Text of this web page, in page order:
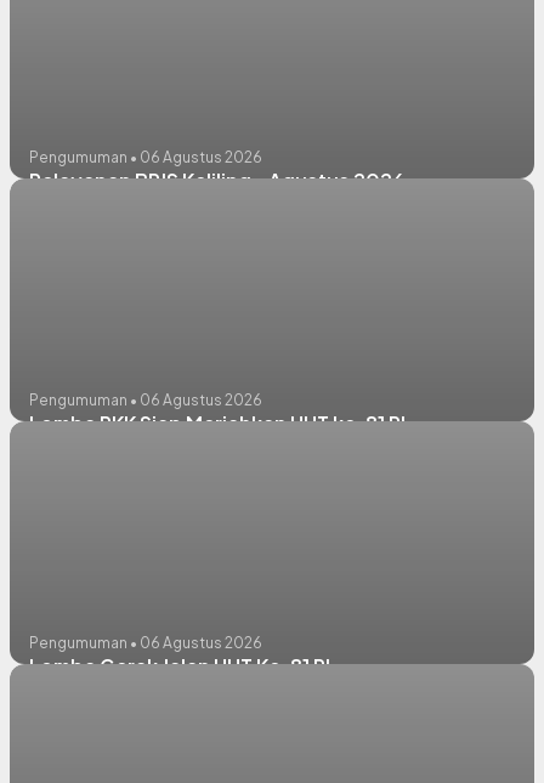
Pengumuman • 06 Agustus 2026
Pelayanan BPJS Keliling - Agustus 2026
Pengumuman • 06 Agustus 2026
Lomba PKK Siap Meriahkan HUT ke-81 RI
Pengumuman • 06 Agustus 2026
Lomba Gerak Jalan HUT Ke-81 RI